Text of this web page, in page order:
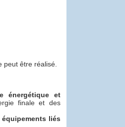
peut être réalisé.
énergétique et
finale et des
liés